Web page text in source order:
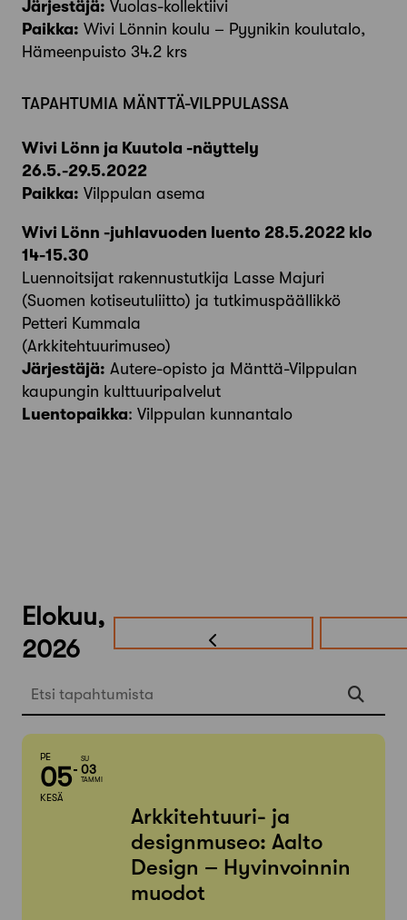
Järjestäjä: Vuolas-kollektiivi
Paikka: Wivi Lönnin koulu – Pyynikin koulutalo,
Hämeenpuisto 34.2 krs
TAPAHTUMIA MÄNTTÄ-VILPPULASSA
Wivi Lönn ja Kuutola -näyttely
26.5.-29.5.2022
Paikka: Vilppulan asema
Wivi Lönn -juhlavuoden luento 28.5.2022 klo
14-15.30
Luennoitsijat rakennustutkija Lasse Majuri
(Suomen kotiseutuliitto) ja tutkimuspäällikkö
Petteri Kummala
(Arkkitehtuurimuseo)
Järjestäjä: Autere-opisto ja Mänttä-Vilppulan
kaupungin kulttuuripalvelut
Luentopaikka: Vilppulan kunnantalo
Elokuu,
2026
Etsi tapahtumista
PE
05
KESÄ
SU
03
TAMMI
Arkkitehtuuri- ja
designmuseo: Aalto
Design – Hyvinvoinnin
muodot